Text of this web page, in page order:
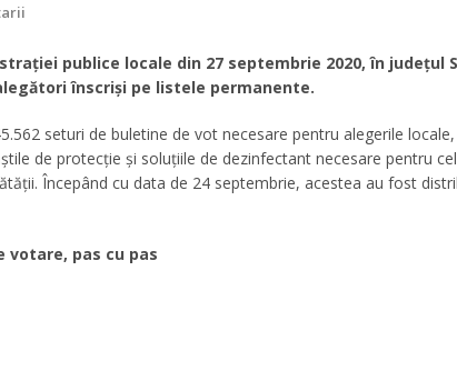
publice locale din 27 septembrie 2020, în județul
înscriși pe listele permanente.
seturi de buletine de vot necesare pentru alegerile
de protecție și soluțiile de dezinfectant necesare pentru
Începând cu data de 24 septembrie, acestea au fost
votare, pas cu pas